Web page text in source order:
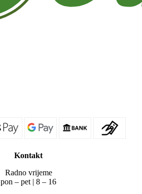
Kontakt
Radno vrijeme
pon – pet | 8 – 16